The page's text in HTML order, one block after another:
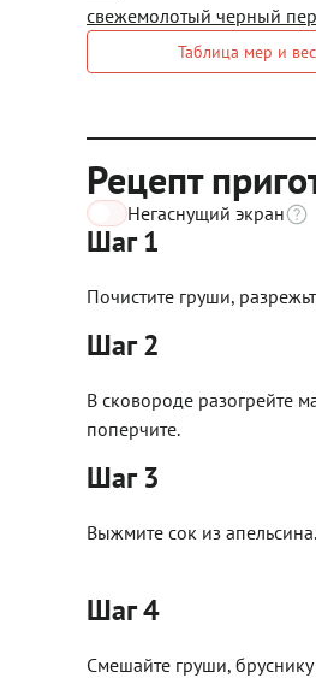
свежемолотый черный
Таблица мер и
Рецепт
Негаснущий экран
Шаг 1
Почистите груши,
Шаг 2
В сковороде разогрейте
поперчите.
Шаг 3
Выжмите сок из
Шаг 4
Смешайте груши,